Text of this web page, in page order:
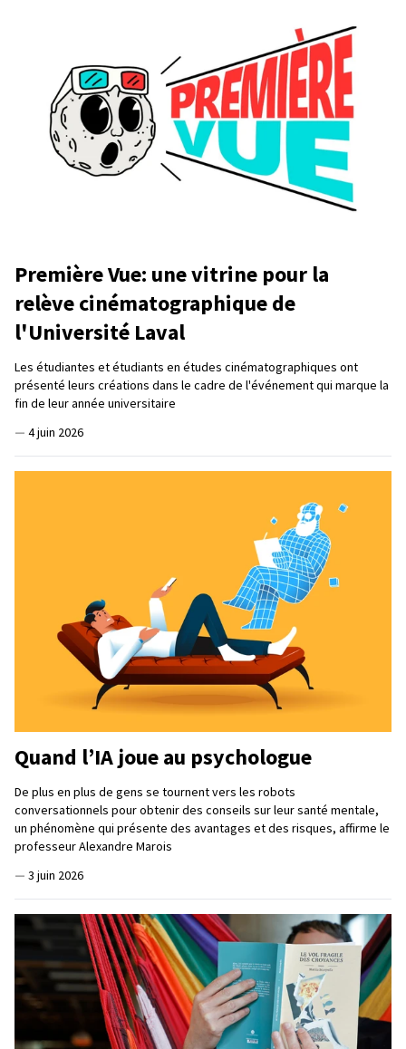
Première Vue: une vitrine pour la
relève cinématographique de
l'Université Laval
Les étudiantes et étudiants en études cinématographiques ont
présenté leurs créations dans le cadre de l'événement qui marque la
fin de leur année universitaire
— 4 juin 2026
Quand l’IA joue au psychologue
De plus en plus de gens se tournent vers les robots
conversationnels pour obtenir des conseils sur leur santé mentale,
un phénomène qui présente des avantages et des risques, affirme le
professeur Alexandre Marois
— 3 juin 2026